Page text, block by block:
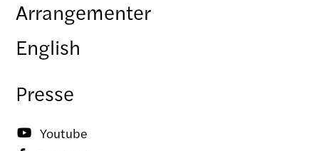
Arrangementer
English
Presse
 Youtube